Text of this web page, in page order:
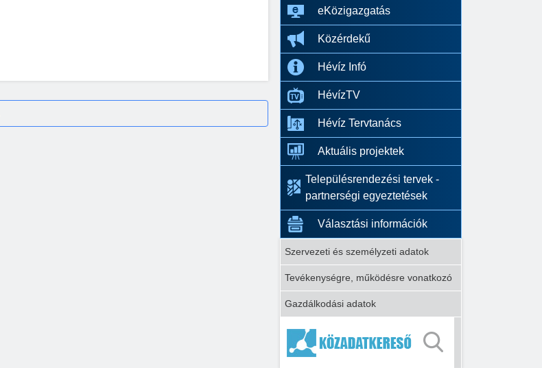
eKözigazgatás
Közérdekű
Hévíz Infó
HévízTV
Hévíz Tervtanács
Aktuális projektek
Településrendezési tervek -
partnerségi egyeztetések
Választási információk
Szervezeti és személyzeti adatok
Tevékenységre, működésre vonatkozó
Gazdálkodási adatok